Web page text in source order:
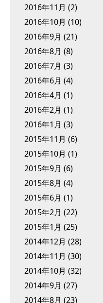
2016年11月 (2)
2016年10月 (10)
2016年9月 (21)
2016年8月 (8)
2016年7月 (3)
2016年6月 (4)
2016年4月 (1)
2016年2月 (1)
2016年1月 (3)
2015年11月 (6)
2015年10月 (1)
2015年9月 (6)
2015年8月 (4)
2015年6月 (1)
2015年2月 (22)
2015年1月 (25)
2014年12月 (28)
2014年11月 (30)
2014年10月 (32)
2014年9月 (27)
2014年8月 (23)